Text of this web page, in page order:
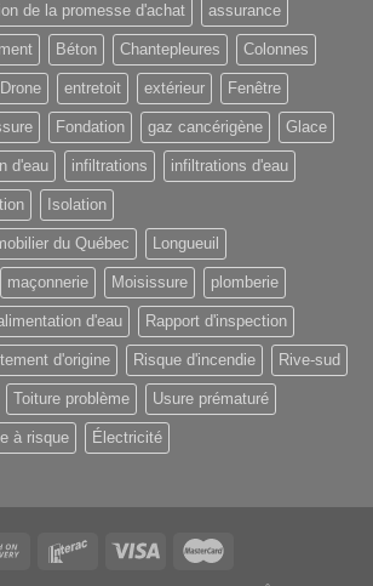
de la promesse d'achat assurance
Béton Chantepleures Colonnes
Drone entretoit extérieur Fenêtre
Fondation gaz cancérigène Glace
d'eau infiltrations infiltrations d'eau
Isolation
du Québec Longueuil
maçonnerie Moisissure plomberie
d'eau Rapport d'inspection
d'origine Risque d'incendie Rive-sud
Toiture problème Usure prématuré
à risque Électricité